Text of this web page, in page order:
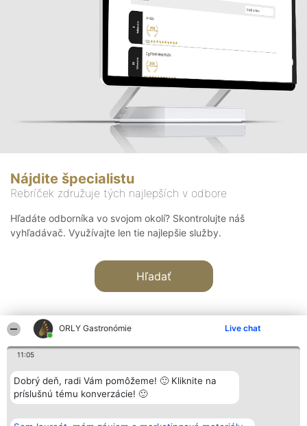
ORLY Gastronómie Live chat
11:05
Dobrý deň, radi Vám pomôžeme! 🙂 Kliknite na
príslušnú tému konverzácie! 🙂
Nájdite špecialistu
Rebríček združuje tých najlepších v odbore
Hľadáte odborníka vo svojom okolí? Skontrolujte náš
vyhľadávač. Využívajte len tie najlepšie služby.
Hľadať
Organizátor hodnotenia
Bright Side Solutions sp. z o.
o. sp. k.
Wrocław 50-079
Hodnotenie
Laureáti
Lista
Laureatów
Kontakt
Kontakt